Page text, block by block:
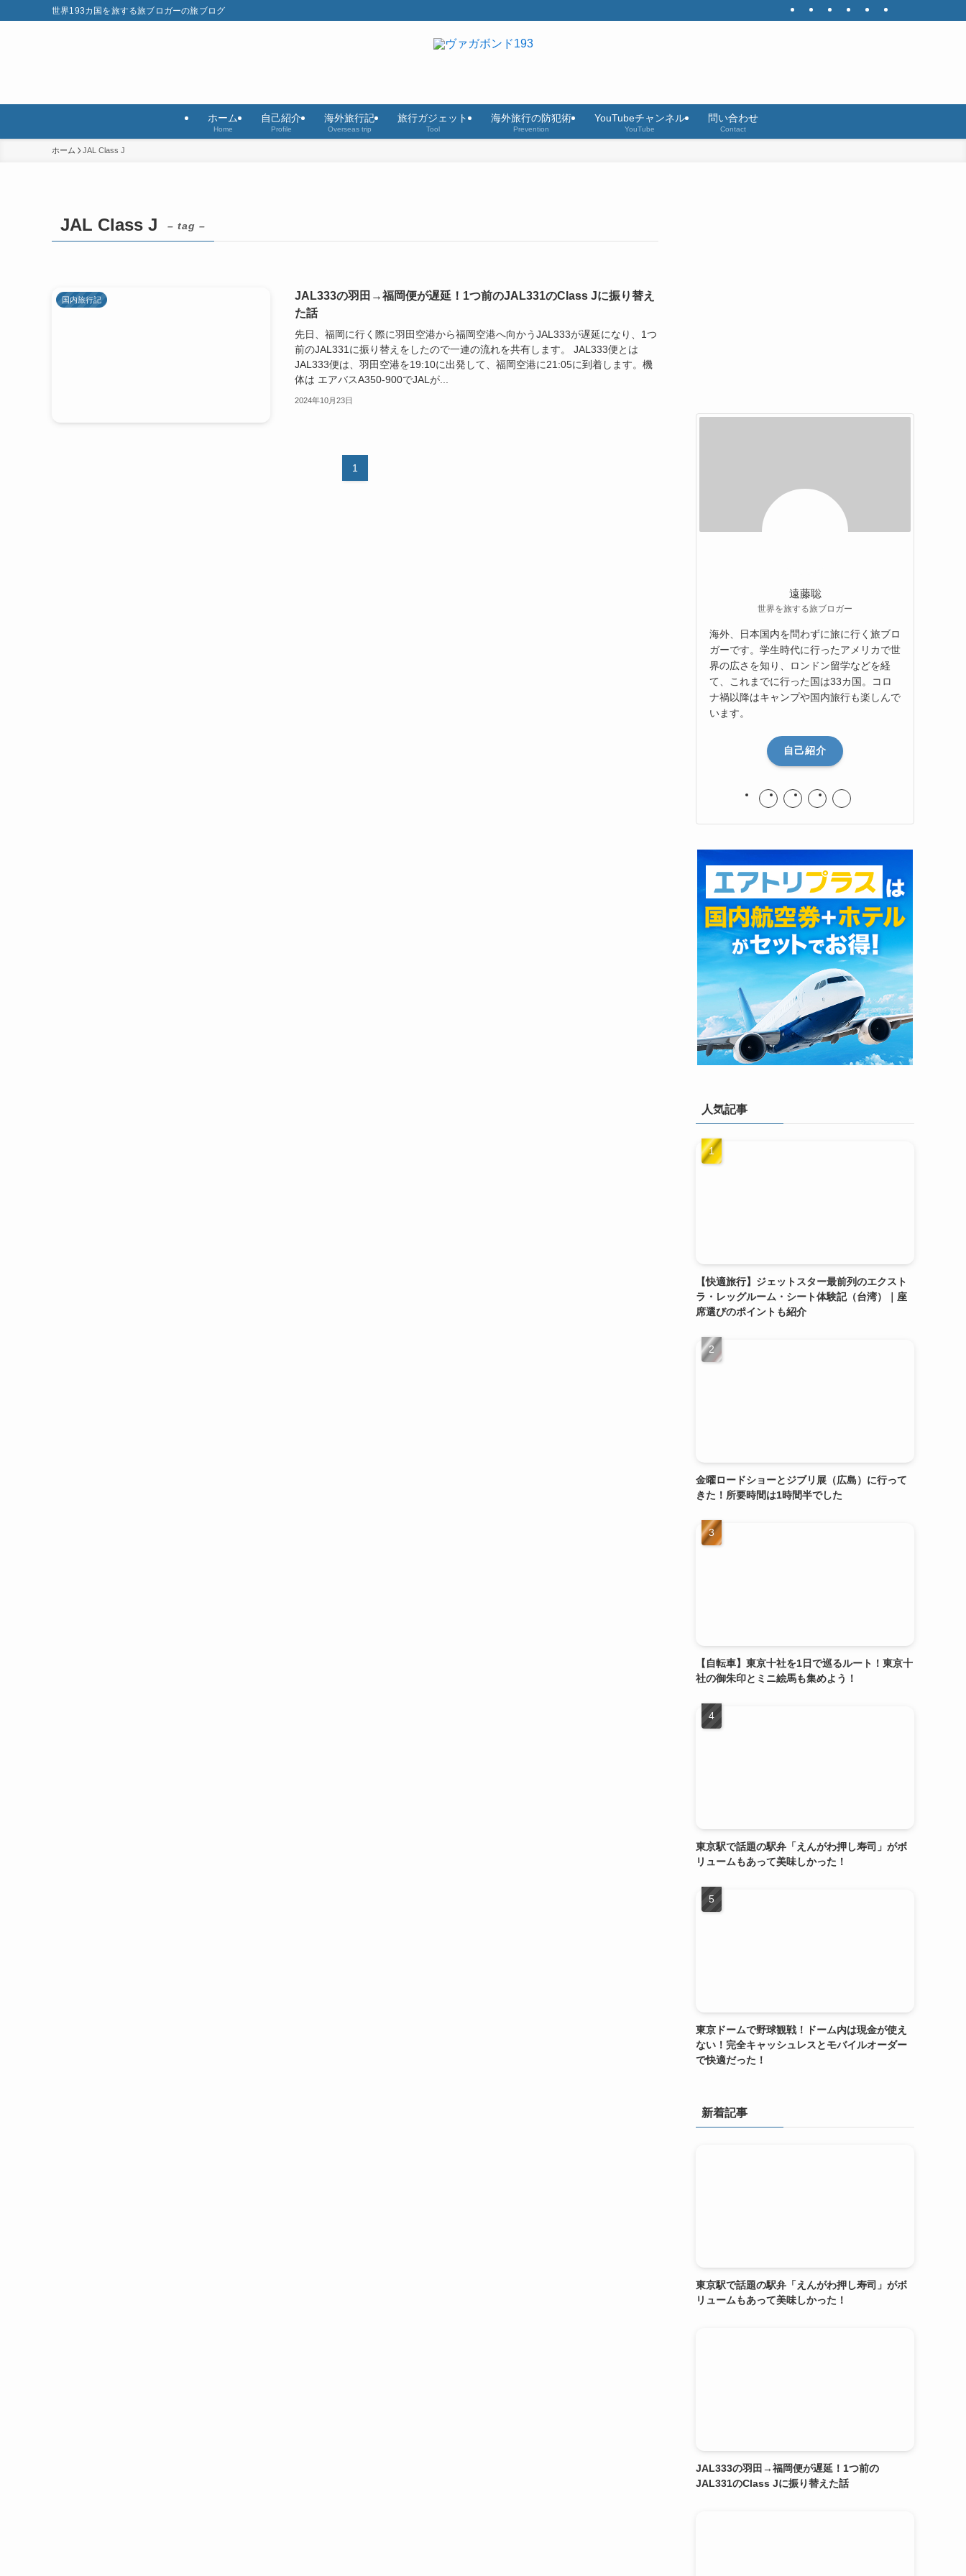
世界193カ国を旅する旅ブロガーの旅ブログ
ホーム
Home
自己紹介
Profile
海外旅行記
Overseas trip
旅行ガジェット
Tool
海外旅行の防犯術
Prevention
YouTubeチャンネル
YouTube
問い合わせ
Contact
ホーム JAL Class J
JAL Class J – tag –
国内旅行記
JAL333の羽田→福岡便が遅延！1つ前のJAL331のClass Jに振り替え
た話
先日、福岡に行く際に羽田空港から福岡空港へ向かうJAL333が遅延になり、1つ
前のJAL331に振り替えをしたので一連の流れを共有します。 JAL333便とは
JAL333便は、羽田空港を19:10に出発して、福岡空港に21:05に到着します。機
体は エアバスA350-900でJALが...
2024年10月23日
1
遠藤聡
世界を旅する旅ブロガー
海外、日本国内を問わずに旅に行く旅ブロ
ガーです。学生時代に行ったアメリカで世
界の広さを知り、ロンドン留学などを経
て、これまでに行った国は33カ国。コロ
ナ禍以降はキャンプや国内旅行も楽しんで
います。
自己紹介
人気記事
【快適旅行】ジェットスター最前列のエクスト
ラ・レッグルーム・シート体験記（台湾）｜座
席選びのポイントも紹介
金曜ロードショーとジブリ展（広島）に行って
きた！所要時間は1時間半でした
【自転車】東京十社を1日で巡るルート！東京十
社の御朱印とミニ絵馬も集めよう！
東京駅で話題の駅弁「えんがわ押し寿司」がボ
リュームもあって美味しかった！
東京ドームで野球観戦！ドーム内は現金が使え
ない！完全キャッシュレスとモバイルオーダー
で快適だった！
新着記事
東京駅で話題の駅弁「えんがわ押し寿司」がボ
リュームもあって美味しかった！
JAL333の羽田→福岡便が遅延！1つ前の
JAL331のClass Jに振り替えた話